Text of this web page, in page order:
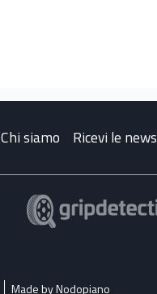
Chi siamo Ricevi le news
Made by Nodopiano